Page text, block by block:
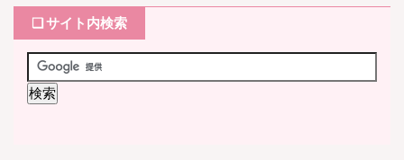
❏ サイト内検索